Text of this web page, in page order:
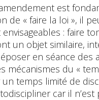
est
de « faire la loi », il
: faire
un objet similaire,
en séance des
mécanismes du «
temps limité de
car il